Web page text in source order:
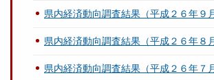
県内経済動向調査結果（平成２６年９
県内経済動向調査結果（平成２６年８
県内経済動向調査結果（平成２６年７